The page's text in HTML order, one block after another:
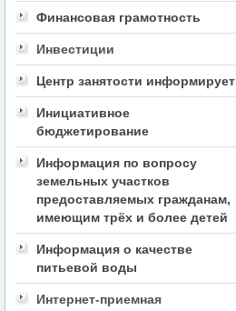
Финансовая грамотность
Инвестиции
Центр занятости информирует
Инициативное
бюджетирование
Информация по вопросу
земельных участков
предоставляемых гражданам,
имеющим трёх и более детей
Информация о качестве
питьевой воды
Интернет-приемная